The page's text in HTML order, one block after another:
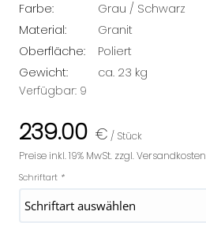
Farbe:
Grau / Schwarz
Material:
Granit
Oberfläche:
Poliert
Gewicht:
ca. 23 kg
Verfügbar: 9
239.00 € / Stück
Preise inkl. 19% MwSt. zzgl. Versandkosten
Schriftart *